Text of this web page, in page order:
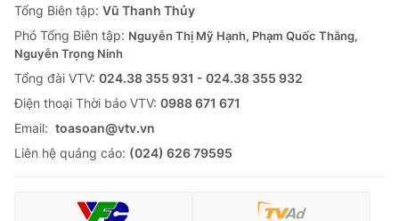
Tổng Biên tập: Vũ Thanh Thủy
Phó Tổng Biên tập: Nguyễn Thị Mỹ Hạnh, Phạm Quốc Thắng,
Nguyễn Trọng Ninh
Tổng đài VTV: 024.38 355 931 - 024.38 355 932
Ðiện thoại Thời báo VTV: 0988 671 671
Email: toasoan@vtv.vn
Liên hệ quảng cáo: (024) 626 79595